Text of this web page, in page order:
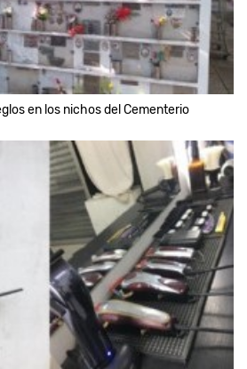
en los nichos del Cementerio